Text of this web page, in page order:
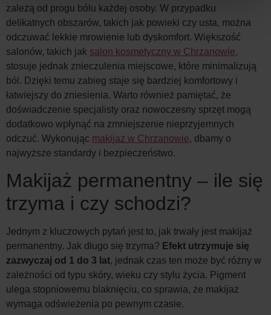
zależą od progu bólu każdej osoby. W przypadku
delikatnych obszarów, takich jak powieki czy usta, można
odczuwać lekkie mrowienie lub dyskomfort. Większość
salonów, takich jak salon kosmetyczny w Chrzanowie,
stosuje jednak znieczulenia miejscowe, które minimalizują
ból. Dzięki temu zabieg staje się bardziej komfortowy i
łatwiejszy do zniesienia. Warto również pamiętać, że
doświadczenie specjalisty oraz nowoczesny sprzęt mogą
dodatkowo wpłynąć na zmniejszenie nieprzyjemnych
odczuć. Wykonując makijaż w Chrzanowie, dbamy o
najwyższe standardy i bezpieczeństwo.
Makijaż permanentny – ile się
trzyma i czy schodzi?
Jednym z kluczowych pytań jest to, jak trwały jest makijaż
permanentny. Jak długo się trzyma? Efekt utrzymuje się
zazwyczaj od 1 do 3 lat, jednak czas ten może być różny w
zależności od typu skóry, wieku czy stylu życia. Pigment
ulega stopniowemu blaknięciu, co sprawia, że makijaż
wymaga odświeżenia po pewnym czasie.